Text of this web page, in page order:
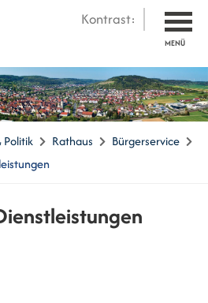
Kontrast:
MENÜ
Politik Rathaus
Bürgerservice